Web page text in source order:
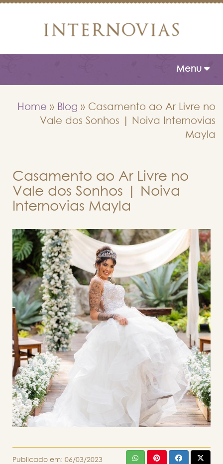
Toggle
Menu
Home » Blog » Casamento ao Ar Livre no
Vale dos Sonhos | Noiva Internovias
Mayla
Casamento ao Ar Livre no
Vale dos Sonhos | Noiva
Internovias Mayla
Publicado em: 06/03/2023